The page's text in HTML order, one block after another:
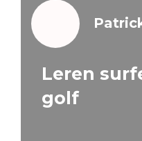
Leren
golf